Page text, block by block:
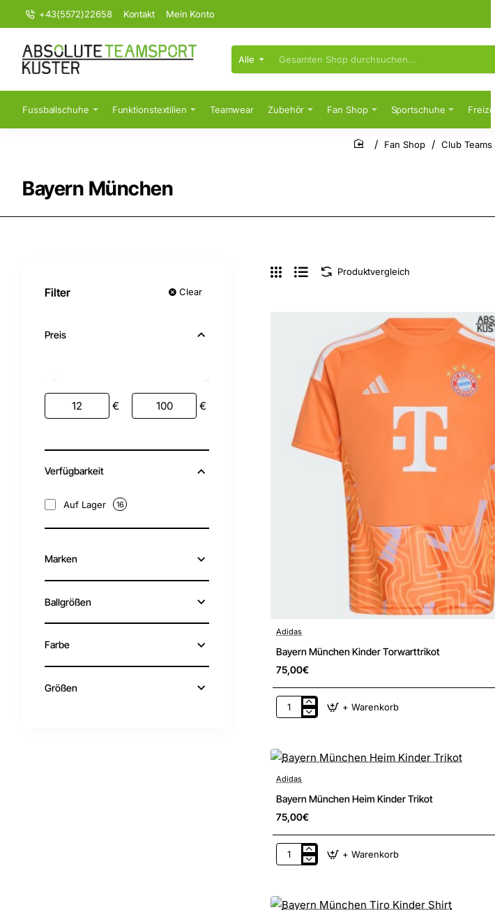
+43(5572)22658 Kontakt Mein Konto
Alle
Gesamten
Shop
Fussballschuhe Funktionstextilien Teamwear Zubehör Fan Shop Sportschuhe Freizeit
Bayern München
home
Fan Shop Club Teams
Filter Clear
Preis
€ €
Verfügbarkeit
Auf Lager 16
Marken
Ballgrößen
Farbe
Größen
Produktvergleich
Adidas
Bayern München Kinder Torwarttrikot
75,00€
Bayern
+ Warenkorb
Adidas
Bayern München Heim Kinder Trikot
75,00€
Bayern
Trikot
+ Warenkorb